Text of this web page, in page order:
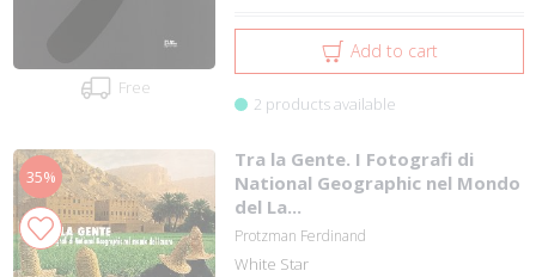
Free
Add to cart
2 products available
35%
Tra la Gente. I Fotografi di
National Geographic nel Mondo
del La...
Protzman Ferdinand
White Star